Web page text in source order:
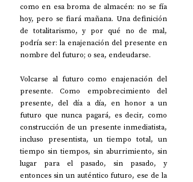
como en esa broma de almacén: no se fía
hoy, pero se fiará mañana. Una definición
de totalitarismo, y por qué no de mal,
podría ser: la enajenación del presente en
nombre del futuro; o sea, endeudarse.
Volcarse al futuro como enajenación del
presente. Como empobrecimiento del
presente, del día a día, en honor a un
futuro que nunca pagará, es decir, como
construcción de un presente inmediatista,
incluso presentista, un tiempo total, un
tiempo sin tiempos, sin aburrimiento, sin
lugar para el pasado, sin pasado, y
entonces sin un auténtico futuro, ese de la